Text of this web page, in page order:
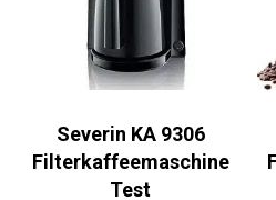
Severin KA 9306
Filterkaffeemaschine
Test